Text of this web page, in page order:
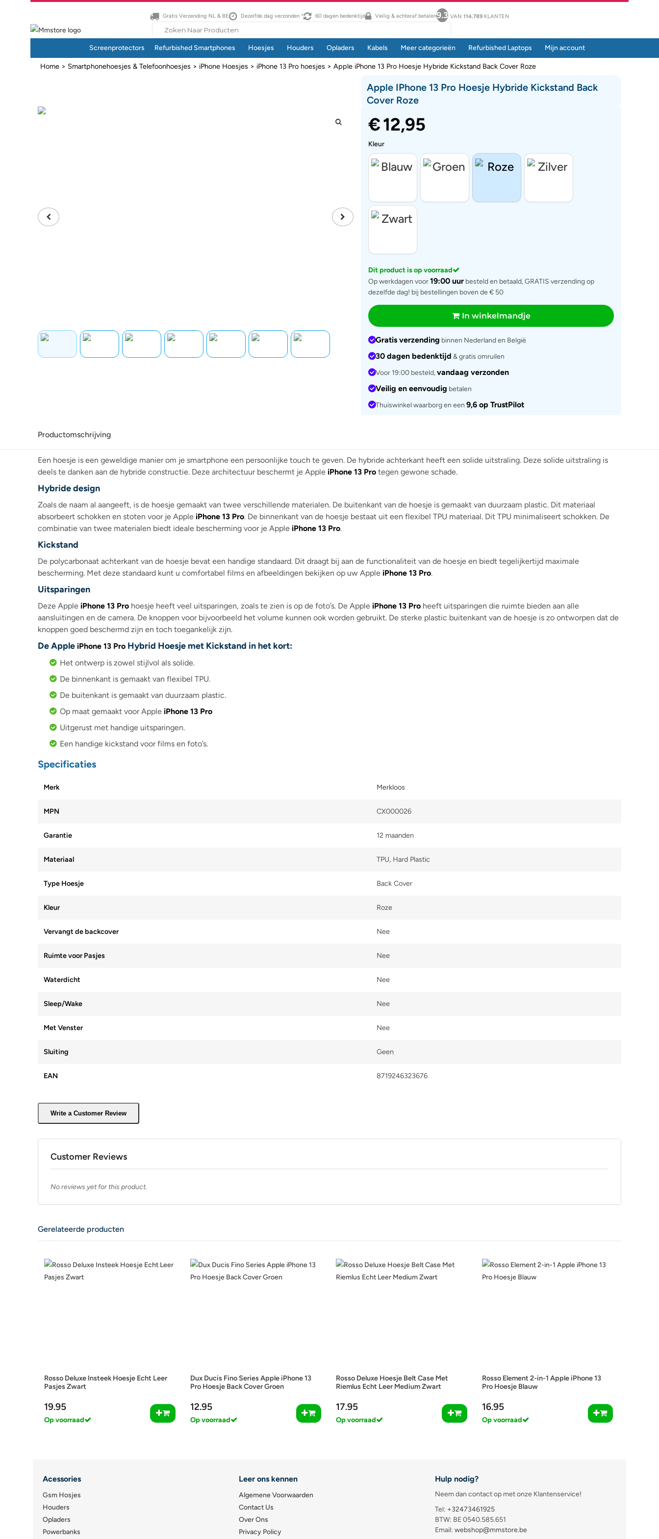
Gratis Verzending NL & BE Dezelfde dag verzonden * 60 dagen bedenktijd Veilig & achteraf betalen9.3 VAN 114.789 KLANTEN
Search
Screenprotectors
Refurbished Smartphones Hoesjes Houders Opladers Kabels Meer categorieën Refurbished Laptops Mijn account
Home > Smartphonehoesjes & Telefoonhoesjes > iPhone Hoesjes > iPhone 13 Pro hoesjes > Apple iPhone 13 Pro Hoesje Hybride Kickstand Back Cover Roze
Apple IPhone 13 Pro Hoesje Hybride Kickstand Back
Cover Roze
€12,95
Kleur
Dit product is op voorraad
Op werkdagen voor19:00 uur besteld en betaald, GRATIS verzending op
dezelfde dag! bij bestellingen boven de € 50
In winkelmandje
Gratis verzending binnen Nederland en België
30 dagen bedenktijd & gratis omruilen
Voor 19:00 besteld,vandaag verzonden
Veilig en eenvoudig betalen
Thuiswinkel waarborg en een 9,6 op TrustPilot
Productomschrijving
Een hoesje is een geweldige manier om je smartphone een persoonlijke touch te geven. De hybride achterkant heeft een solide uitstraling. Deze solide uitstraling is
deels te danken aan de hybride constructie. Deze architectuur beschermt je Apple iPhone 13 Pro tegen gewone schade.
Hybride design
Zoals de naam al aangeeft, is de hoesje gemaakt van twee verschillende materialen. De buitenkant van de hoesje is gemaakt van duurzaam plastic. Dit materiaal
absorbeert schokken en stoten voor je Apple iPhone 13 Pro. De binnenkant van de hoesje bestaat uit een flexibel TPU materiaal. Dit TPU minimaliseert schokken. De
combinatie van twee materialen biedt ideale bescherming voor je Apple iPhone 13 Pro.
Kickstand
De polycarbonaat achterkant van de hoesje bevat een handige standaard. Dit draagt ​​bij aan de functionaliteit van de hoesje en biedt tegelijkertijd maximale
bescherming. Met deze standaard kunt u comfortabel films en afbeeldingen bekijken op uw Apple iPhone 13 Pro.
Uitsparingen
Deze Apple iPhone 13 Pro hoesje heeft veel uitsparingen, zoals te zien is op de foto’s. De Apple iPhone 13 Pro heeft uitsparingen die ruimte bieden aan alle
aansluitingen en de camera. De knoppen voor bijvoorbeeld het volume kunnen ook worden gebruikt. De sterke plastic buitenkant van de hoesje is zo ontworpen dat de
knoppen goed beschermd zijn en toch toegankelijk zijn.
De Apple iPhone 13 Pro Hybrid Hoesje met Kickstand in het kort:
Het ontwerp is zowel stijlvol als solide.
De binnenkant is gemaakt van flexibel TPU.
De buitenkant is gemaakt van duurzaam plastic.
Op maat gemaakt voor Apple iPhone 13 Pro
Uitgerust met handige uitsparingen.
Een handige kickstand voor films en foto’s.
Specificaties
Merk Merkloos
MPN CX000026
Garantie 12 maanden
Materiaal TPU, Hard Plastic
Type Hoesje Back Cover
Kleur Roze
Vervangt de backcover Nee
Ruimte voor Pasjes Nee
Waterdicht Nee
Sleep/Wake Nee
Met Venster Nee
Sluiting Geen
EAN 8719246323676
Write a Customer Review
Customer Reviews
No reviews yet for this product.
Gerelateerde producten
Rosso Deluxe Insteek Hoesje Echt Leer
Pasjes Zwart
19.95
Op voorraad
Dux Ducis Fino Series Apple iPhone 13
Pro Hoesje Back Cover Groen
12.95
Op voorraad
Rosso Deluxe Hoesje Belt Case Met
Riemlus Echt Leer Medium Zwart
17.95
Op voorraad
Rosso Element 2-in-1 Apple iPhone 13
Pro Hoesje Blauw
16.95
Op voorraad
Acessories
Gsm Hosjes
Houders
Opladers
Powerbanks
Leer ons kennen
Algemene Voorwaarden
Contact Us
Over Ons
Privacy Policy
Hulp nodig?
Neem dan contact op met onze Klantenservice!
Tel: +32473461925
BTW: BE 0540.585.651
Email: webshop@mmstore.be